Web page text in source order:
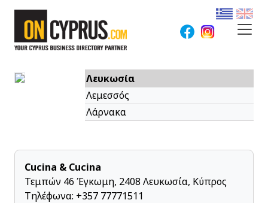
Λευκωσία
Λεμεσσός
Λάρνακα
Cucina & Cucina
Τεμπών 46 Έγκωμη, 2408 Λευκωσία, Κύπρος
Τηλέφωνα: +357 77771511